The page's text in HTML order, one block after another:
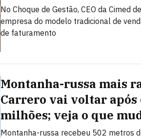
No Choque de Gestão, CEO da Cimed
empresa do modelo tradicional de
de faturamento
Montanha-russa mais
Carrero vai voltar após
milhões; veja o que
Montanha-russa recebeu 502 metros